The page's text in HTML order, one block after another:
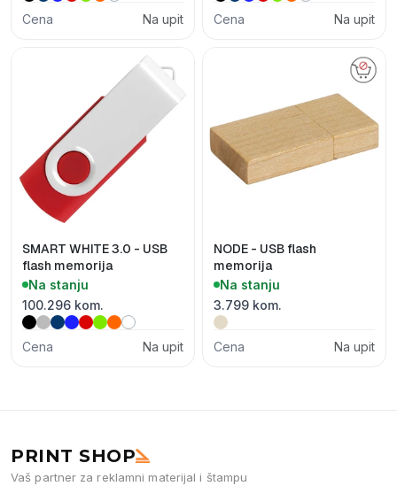
Cena Na upit Cena Na upit
SMART WHITE 3.0 - USB
flash memorija
Na stanju
100.296 kom.
Cena Na upit
NODE - USB flash
memorija
Na stanju
3.799 kom.
Cena Na upit
PRINT SHOP
Vaš partner za reklamni materijal i štampu